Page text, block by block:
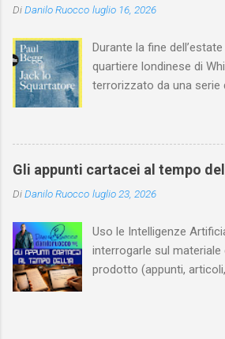
DiDanilo Ruocco luglio 16, 2026
Durante la fine
quartiere londinese di
terrorizzato da una serie
assassino ribattezzato
cui identità, tutt’oggi,
Jack lo Squartatore: la
Utet, ricostruisce non
“canonicamente”
capitoli, soprattutto) a
Whitechapel e del East
lotte intestine al
sociale dell'Inghilterra
Gli appunti cartacei al tempo
DiDanilo Ruocco luglio 23, 2026
Uso le Intelligenze
interrogarle sul
prodotto (appunti,
al mio lavoro, per